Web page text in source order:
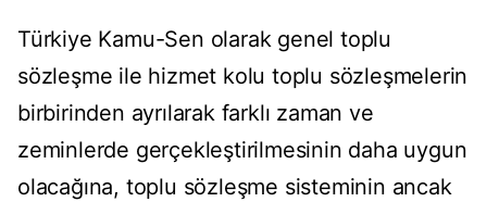
Türkiye Kamu-Sen olarak genel toplu
sözleşme ile hizmet kolu toplu sözleşmelerin
birbirinden ayrılarak farklı zaman ve
zeminlerde gerçekleştirilmesinin daha uygun
olacağına, toplu sözleşme sisteminin ancak